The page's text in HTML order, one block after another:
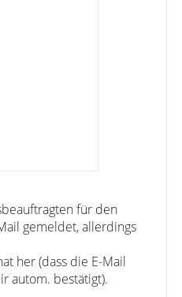
für den
gemeldet, allerdings
her (dass die E-Mail
autom. bestätigt).